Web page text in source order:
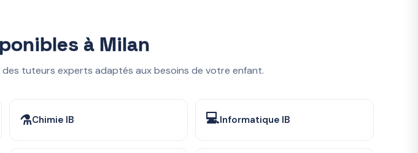
à Milan
des tuteurs experts adaptés aux besoins de votre enfant.
⚗️Chimie IB 💻Informatique IB